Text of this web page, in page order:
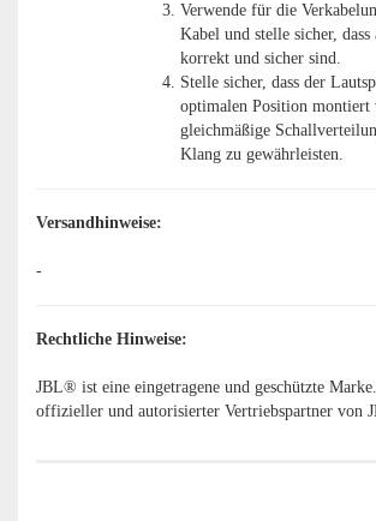
Verwende für die
Kabel und stelle sicher,
korrekt und sicher sind.
Stelle sicher, dass der
optimalen Position
gleichmäßige
Klang zu gewährleisten.
Versandhinweise:
-
Rechtliche Hinweise:
JBL® ist eine eingetragene und geschützte
offizieller und autorisierter Vertriebspartner von